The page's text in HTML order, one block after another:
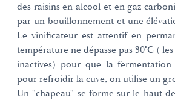
des raisins en alcool et en gaz
par un bouillonnement et une
Le vinificateur est attentif en
température ne dépasse pas 30°C (
inactives) pour que la fermentation
pour refroidir la cuve, on utilise un
Un "chapeau" se forme sur le haut